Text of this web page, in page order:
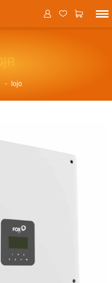
loja